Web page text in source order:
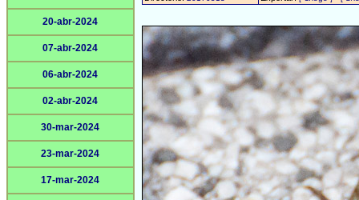
20-abr-2024
07-abr-2024
06-abr-2024
02-abr-2024
30-mar-2024
23-mar-2024
17-mar-2024